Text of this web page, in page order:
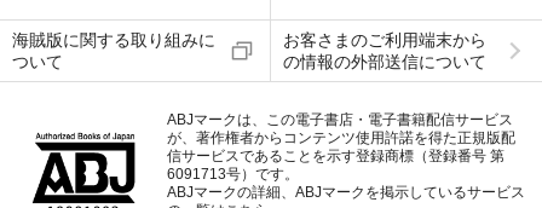
海賊版に関する取り組みに
ついて
お客さまのご利用端末から
の情報の外部送信について
ABJマークは、この電子書店・電子書籍配信サービス
が、著作権者からコンテンツ使用許諾を得た正規版配
信サービスであることを示す登録商標（登録番号 第
6091713号）です。
ABJマークの詳細、ABJマークを掲示しているサービス